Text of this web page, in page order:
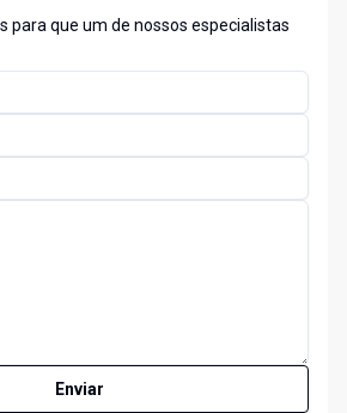
para que um de nossos especialistas
Enviar